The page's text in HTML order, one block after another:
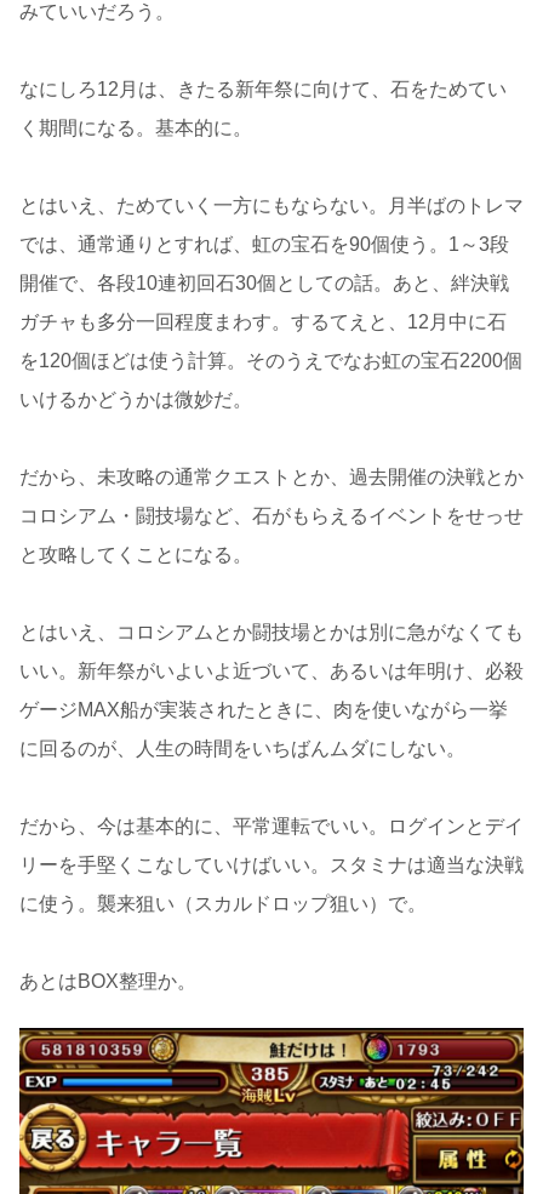
みていいだろう。
なにしろ12月は、きたる新年祭に向けて、石をためてい
く期間になる。基本的に。
とはいえ、ためていく一方にもならない。月半ばのトレマ
では、通常通りとすれば、虹の宝石を90個使う。1～3段
開催で、各段10連初回石30個としての話。あと、絆決戦
ガチャも多分一回程度まわす。するてえと、12月中に石
を120個ほどは使う計算。そのうえでなお虹の宝石2200個
いけるかどうかは微妙だ。
だから、未攻略の通常クエストとか、過去開催の決戦とか
コロシアム・闘技場など、石がもらえるイベントをせっせ
と攻略してくことになる。
とはいえ、コロシアムとか闘技場とかは別に急がなくても
いい。新年祭がいよいよ近づいて、あるいは年明け、必殺
ゲージMAX船が実装されたときに、肉を使いながら一挙
に回るのが、人生の時間をいちばんムダにしない。
だから、今は基本的に、平常運転でいい。ログインとデイ
リーを手堅くこなしていけばいい。スタミナは適当な決戦
に使う。襲来狙い（スカルドロップ狙い）で。
あとはBOX整理か。